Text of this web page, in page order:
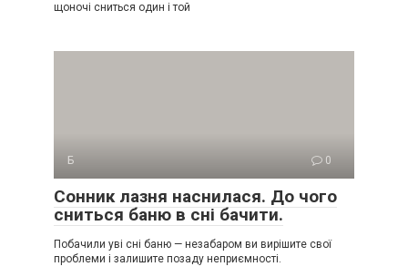
щоночі сниться один і той
Б 0
Сонник лазня наснилася. До чого
сниться баню в сні бачити.
Побачили уві сні баню — незабаром ви вирішите свої
проблеми і залишите позаду неприємності.